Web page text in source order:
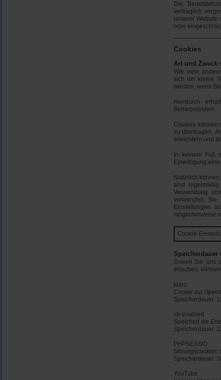
Die
vertraglich
unserer
oder
Cookies
Art und Zweck
Wie viele
sich um kleine
werden, wenn
Hierdurch
Betriebssystem.
Cookies können
zu übertragen.
erleichtern und
In keinem Fall
Einwilligung
Natürlich
sind
Verwendung
verwenden
Einstellungen
möglicherweise
Cookie-
Speicherdauer
Soweit Sie uns
erlauben,
klaro
Cookie zur
Speicherdauer:
cb-enabled
Speichert die
Speicherdauer:
PHPSESSID
Sitzungscookies
Speicherdauer:
YouTube